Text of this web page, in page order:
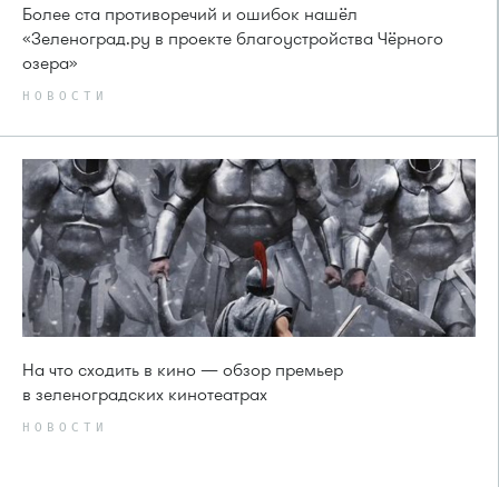
Более ста противоречий и ошибок нашёл
«Зеленоград.ру в проекте благоустройства Чёрного
озера»
НОВОСТИ
На что сходить в кино — обзор премьер
в зеленоградских кинотеатрах
НОВОСТИ